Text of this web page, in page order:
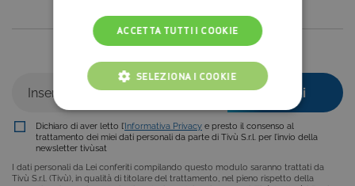
Dichiaro di aver letto l’Informativa Privacy e presto il consenso al
trattamento dei miei dati personali da parte di Tivù S.r.l. per l’invio della
newsletter tivùsat
I dati personali da Lei conferiti compilando questo modulo saranno trattati da
Tivù S.r.l. (Tivù), in qualità di titolare del trattamento, nel pieno rispetto della
ACCETTA TUTTI I COOKIE
SELEZIONA I COOKIE
COOKIE TECNICI
COOKIE ANALITICI
COOKIE DI PROFILAZIONE